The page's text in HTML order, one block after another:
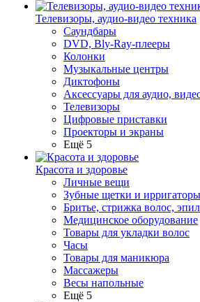
Телевизоры, аудио-видео техника
Саундбары
DVD, Bly-Ray-плееры
Колонки
Музыкальные центры
Диктофоны
Аксессуары для аудио,
Телевизоры
Цифровые приставки
Проекторы и экраны
Ещё 5
Красота и здоровье
Личные вещи
Зубные щетки и ирригаторы
Бритье, стрижка волос,
Медицинское оборудование
Товары для укладки волос
Часы
Товары для маникюра
Массажеры
Весы напольные
Ещё 5